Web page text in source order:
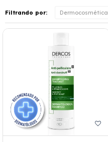
Filtrando por: Dermocosmética